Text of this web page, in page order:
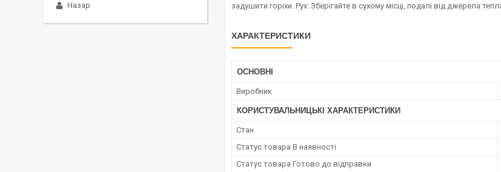
задушити горіхи. Рух: Зберігайте в сухому місці, подалі від джерела
ХАРАКТЕРИСТИКИ
ОСНОВНІ
Виробник
КОРИСТУВАЛЬНИЦЬКІ ХАРАКТЕРИСТИКИ
Стан
Статус товара В наявності
Статус товара Готово до відправки
Назар